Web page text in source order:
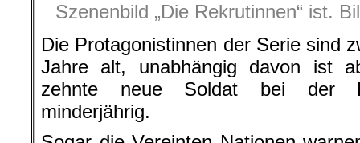
Szenenbild „Die Rekrutinnen“ ist.
Die Protagonistinnen der Serie sind
Jahre alt, unabhängig davon ist
zehnte neue Soldat bei der
minderjährig.